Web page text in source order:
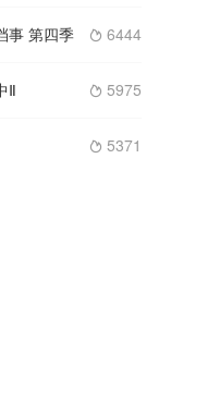
 6444
事 第四季
 5975
Ⅱ
 5371